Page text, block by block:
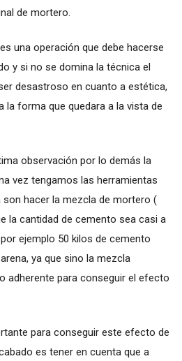
de mortero.
una operación que debe hacerse
y si no se domina la técnica el
desastroso en cuanto a estética,
la forma que quedara a la vista de
observación por lo demás la
vez tengamos las herramientas
son hacer la mezcla de mortero (
la cantidad de cemento sea casi a
ejemplo 50 kilos de cemento
ya que sino la mezcla
adherente para conseguir el efecto
para conseguir este efecto de
es tener en cuenta que a